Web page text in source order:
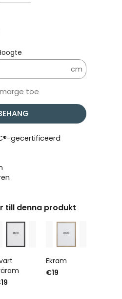
cm
toe
gecertificeerd
till denna produkt
Ekram
€19